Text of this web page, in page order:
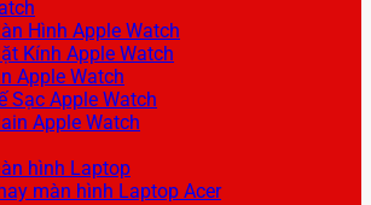
Hình Apple Watch
Kính Apple Watch
Apple Watch
Sạc Apple Watch
Apple Watch
hình Laptop
màn hình Laptop Acer